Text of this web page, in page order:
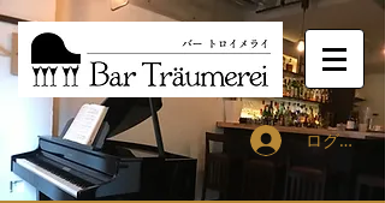
ログイン